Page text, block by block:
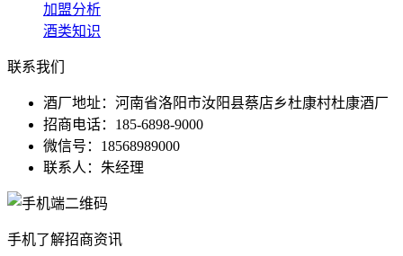
加盟分析
酒类知识
联系我们
酒厂地址：河南省洛阳市汝阳县蔡店乡杜康村杜康酒厂
招商电话：185-6898-9000
微信号：18568989000
联系人：朱经理
手机了解招商资讯